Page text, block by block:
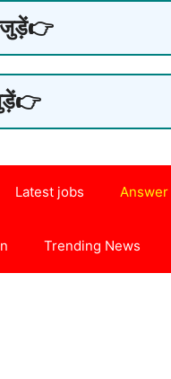
जुड़ें👉
Latest jobs Answer
Trending News